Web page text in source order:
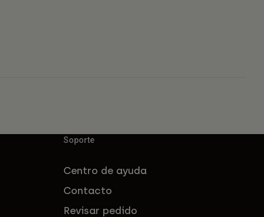
Soporte
Centro de ayuda
Contacto
Revisar pedido